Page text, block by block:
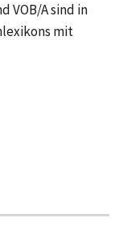
VOB/A sind in
mit